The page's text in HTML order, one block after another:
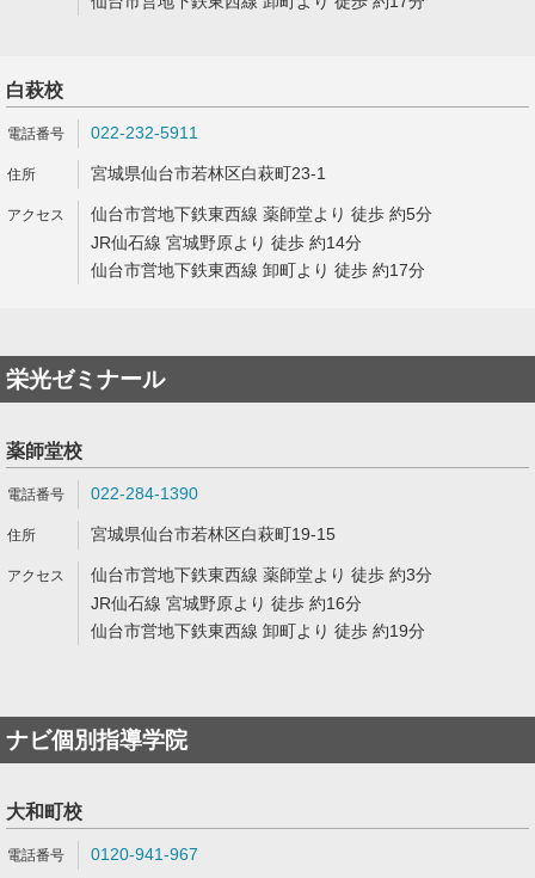
白萩校
022-232-5911
宮城県仙台市若林区白萩町23-1
仙台市営地下鉄東西線 薬師堂より 徒歩 約5分
JR仙石線 宮城野原より 徒歩 約14分
仙台市営地下鉄東西線 卸町より 徒歩 約17分
栄光ゼミナール
薬師堂校
022-284-1390
宮城県仙台市若林区白萩町19-15
仙台市営地下鉄東西線 薬師堂より 徒歩 約3分
JR仙石線 宮城野原より 徒歩 約16分
仙台市営地下鉄東西線 卸町より 徒歩 約19分
ナビ個別指導学院
大和町校
0120-941-967